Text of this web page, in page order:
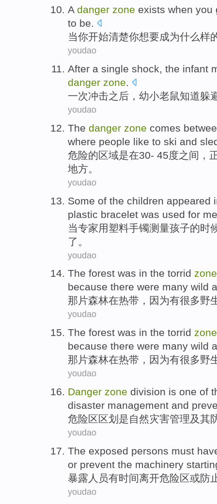
A danger zone exists when you
to be.
当你开始清楚你想要成为什么样
youdao
After a single shock, the infant
danger zone.
一次冲击之后 ， 幼小老鼠知道躲
youdao
The danger zone comes
where people like to ski and
危险的区域是在30- 45度之间 ，
地方。
youdao
Some of the children appeared
plastic bracelet was used for
当专家用塑料手镯测量孩子的时
了 。
youdao
The forest was in the torrid zone
because there were many wild
那 片森林在热带， 因为有很多野
youdao
The forest was in the torrid zone
because there were many wild
那 片森林在热带， 因为有很多野
youdao
Danger zone division is one of
disaster management and
危险区区划 是自然灾害管理及其
youdao
The exposed persons must
or prevent the machinery
暴露 人员有时间离开危险区或防
youdao